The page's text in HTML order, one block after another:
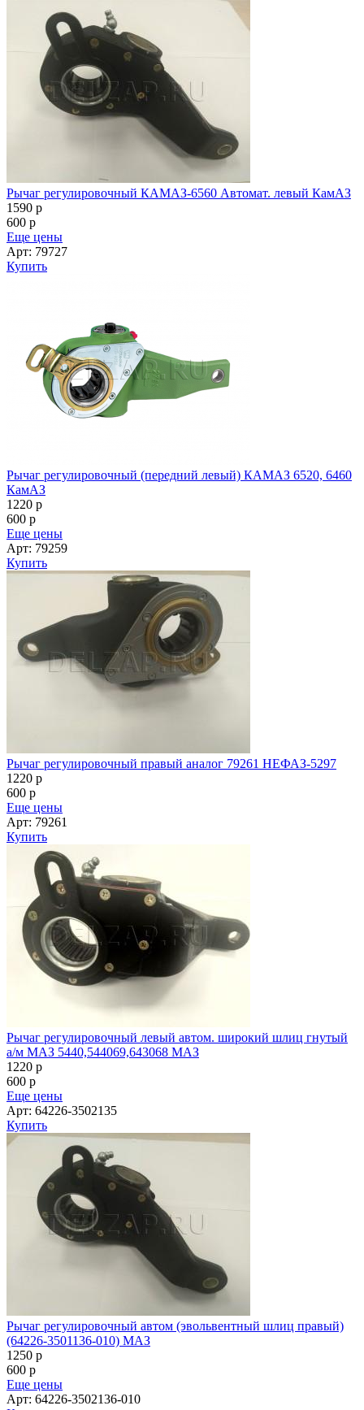
Рычаг регулировочный КАМАЗ-6560 Автомат. левый КамАЗ
1590 p
600 p
Еще цены
Арт: 79727
Купить
Рычаг регулировочный (передний левый) КАМАЗ 6520, 6460
КамАЗ
1220 p
600 p
Еще цены
Арт: 79259
Купить
Рычаг регулировочный правый аналог 79261 НЕФАЗ-5297
1220 p
600 p
Еще цены
Арт: 79261
Купить
Рычаг регулировочный левый автом. широкий шлиц гнутый
а/м МАЗ 5440,544069,643068 МАЗ
1220 p
600 p
Еще цены
Арт: 64226-3502135
Купить
Рычаг регулировочный автом (эвольвентный шлиц правый)
(64226-3501136-010) МАЗ
1250 p
600 p
Еще цены
Арт: 64226-3502136-010